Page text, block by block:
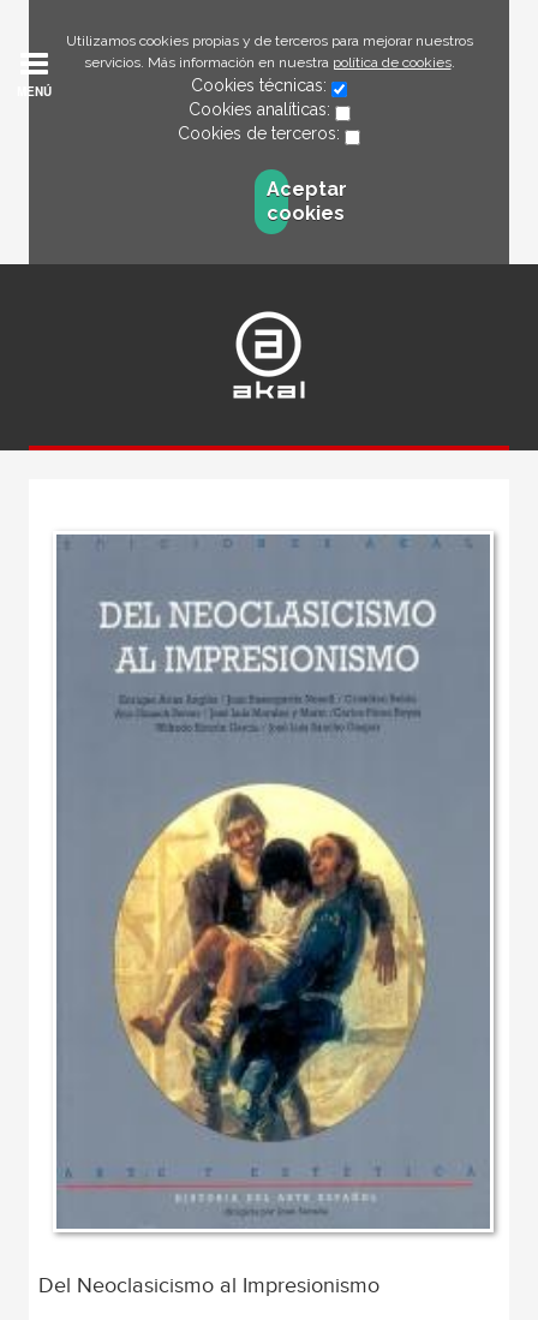
Utilizamos cookies propias y de terceros para mejorar nuestros
servicios. Más información en nuestra política de cookies.
Cookies técnicas:
Cookies analíticas:
Cookies de terceros:
Aceptar
cookies
MENÚ
Del Neoclasicismo al Impresionismo